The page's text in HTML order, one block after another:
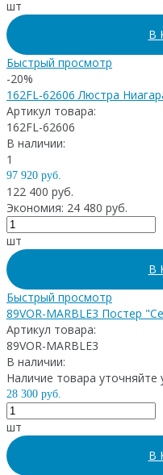
шт
В
Быстрый просмотр
-20%
162FL-62606 Люстра
Артикул товара:
162FL-62606
В наличии:
1
97 920 руб.
122 400 руб.
Экономия: 24 480 руб.
шт
В
Быстрый просмотр
89VOR-MARBLE3 Постер
Артикул товара:
89VOR-MARBLE3
В наличии:
Наличие товара уточняйте
28 300 руб.
шт
В